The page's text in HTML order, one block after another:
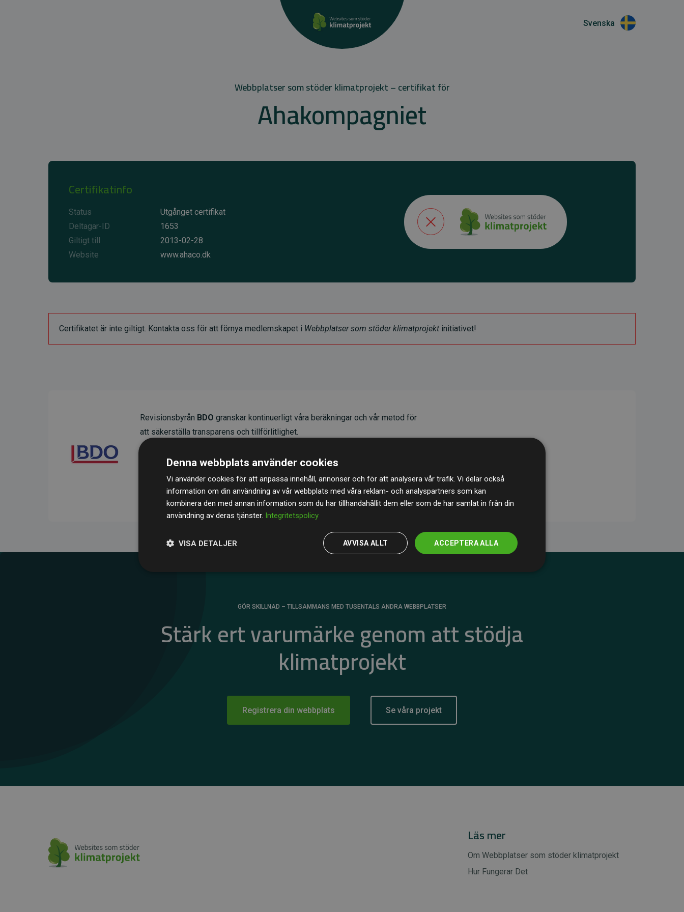
Svenska
Webbplatser som stöder klimatprojekt – certifikat för
Ahakompagniet
Certifikatinfo
Status
Utgånget certifikat
Deltagar-ID
1653
Giltigt till
2013-02-28
Website
www.ahaco.dk
Certifikatet är inte giltigt. Kontakta oss för att förnya medlemskapet i Webbplatser som stöder klimatprojekt initiativet!
Revisionsbyrån BDO granskar kontinuerligt våra beräkningar och vår metod för
att säkerställa transparens och tillförlitlighet.
kompenserar för200 % av de beräknade CO₂-utsläppen
medlemswebbplatser – ett tydligt bevis på att vårt arbetssätt ger mätbar
klimatnytta.
GÖR SKILLNAD – TILLSAMMANS MED TUSENTALS ANDRA WEBBPLATSER
Stärk ert varumärke genom att stödja
klimatprojekt
Registrera din webbplats Se våra projekt
Läs mer
Om Webbplatser som stöder klimatprojekt
Hur Fungerar Det
Denna webbplats använder cookies
Vi använder cookies för att anpassa innehåll, annonser och för att analysera vår trafik. Vi delar också
information om din användning av vår webbplats med våra reklam- och analyspartners som kan
kombinera den med annan information som du har tillhandahållit dem eller som de har samlat in från din
användning av deras tjänster. Integritetspolicy
ACCEPTERA ALLA
AVVISA ALLT
VISA DETALJER